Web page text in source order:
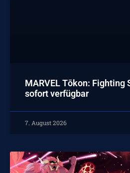
MARVEL Tōkon: Fighting
sofort verfügbar
7. August 2026